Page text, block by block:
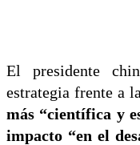
El presidente
estrategia frente a
más “científica y
impacto “en el